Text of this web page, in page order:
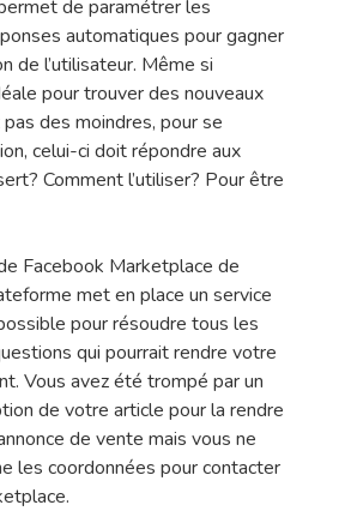
de paramétrer les
automatiques pour gagner
de l’utilisateur. Même si
pour trouver des nouveaux
des moindres, pour se
celui-ci doit répondre aux
Comment l’utiliser? Pour être
Facebook Marketplace de
met en place un service
pour résoudre tous les
qui pourrait rendre votre
Vous avez été trompé par un
de votre article pour la rendre
de vente mais vous ne
les coordonnées pour contacter